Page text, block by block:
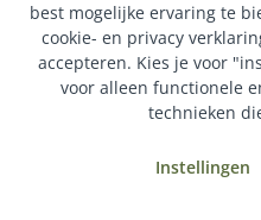
best mogelijke ervaring te
cookie- en privacy
accepteren. Kies je voor
voor alleen functionele
technieken
Instellingen